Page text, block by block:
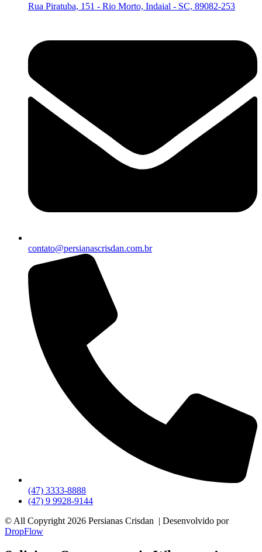
Rua Piratuba, 151 - Rio Morto, Indaial - SC, 89082-253
contato@persianascrisdan.com.br
(47) 3333-8888
(47) 9 9928-9144
© All Copyright 2026 Persianas Crisdan | Desenvolvido por
DropFlow